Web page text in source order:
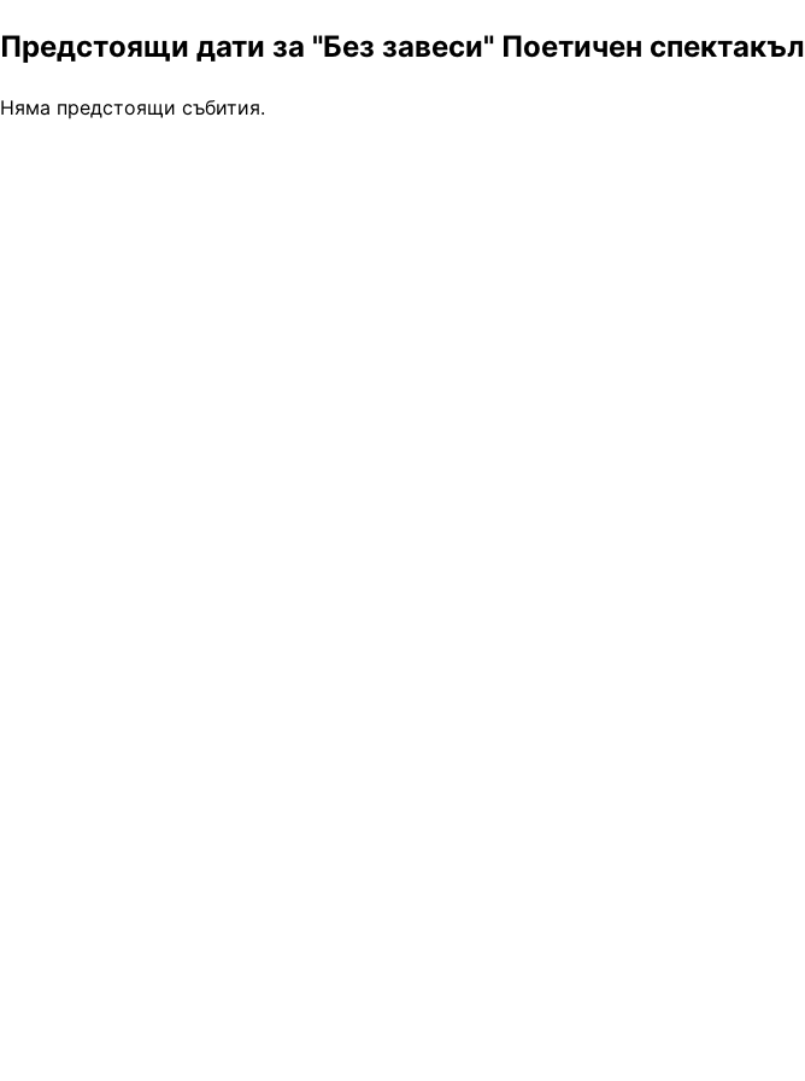
Предстоящи дати за "Без завеси" Поетичен спектакъл
Няма предстоящи събития.